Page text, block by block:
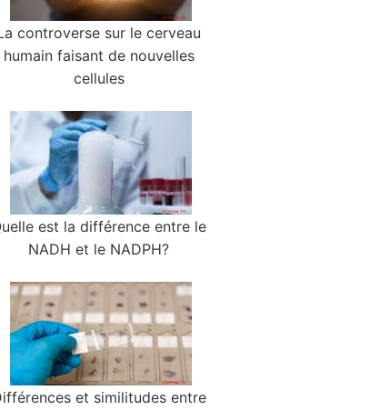
controverse sur le cerveau
humain faisant de nouvelles
cellules
est la différence entre le
NADH et le NADPH?
et similitudes entre